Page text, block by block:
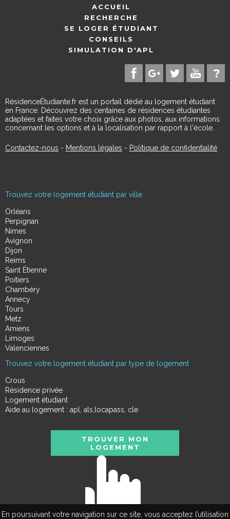
En poursuivant votre navigation sur ce site, vous acceptez l’utilisation
ACCUEIL
RECHERCHE
SE LOGER ÉTUDIANT
CONSEILS
SIMULATION D'APL
RésidenceÉtudiante.fr est un portail dédié au logement étudiant
en France. Découvrez des centaines de résidences étudiantes
adaptées et faites votre choix grâce aux photos, aux informations
concernant les options et à la localisation par rapport à l'école.
Contactez-nous - Mentions légales - Politique de confidentialité
Trouvez votre logement étudiant par ville
Orléans
Perpignan
Nimes
Avignon
Dijon
Reims
Saint Étienne
Poitiers
Chambéry
Annecy
Tours
Metz
Amiens
Limoges
Valenciennes
Trouvez votre logement étudiant par type de logement
Crous
Résidence privée
Logement étudiant
Aide au logement : apl, als,locapass, cle
TROUVER MON
LOGEMENT